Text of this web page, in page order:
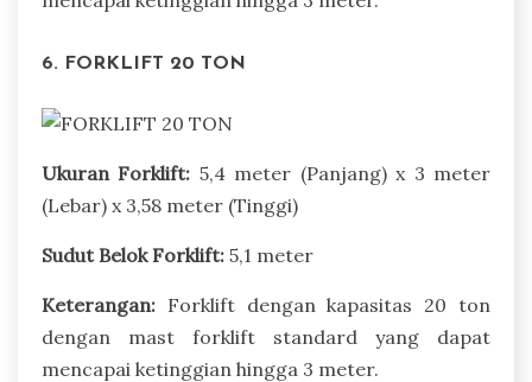
6. FORKLIFT 20 TON
Ukuran Forklift: 5,4 meter (Panjang) x 3 meter
(Lebar) x 3,58 meter (Tinggi)
Sudut Belok Forklift: 5,1 meter
Keterangan: Forklift dengan kapasitas 20 ton
dengan mast forklift standard yang dapat
mencapai ketinggian hingga 3 meter.